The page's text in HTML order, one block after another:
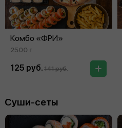
Комбо «ФРИ»
2500 г
125 руб. 141 руб.
Суши-сеты